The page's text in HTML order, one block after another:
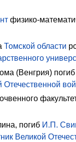
физико-
Томской области
(Венгрия) погиб
Отечественной
погиб И.П.
Великой